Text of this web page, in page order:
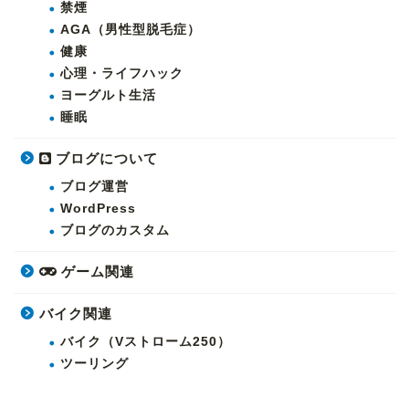
禁煙
AGA（男性型脱毛症）
健康
心理・ライフハック
ヨーグルト生活
睡眠
ブログについて
ブログ運営
WordPress
ブログのカスタム
ゲーム関連
バイク関連
バイク（Vストローム250）
ツーリング